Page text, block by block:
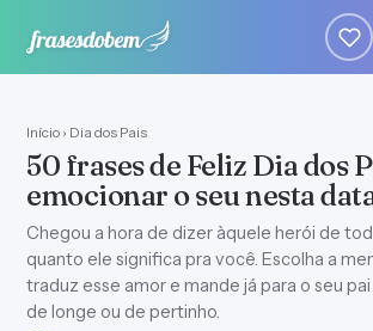
Início › Dia dos Pais
50 frases de Feliz Dia dos
emocionar o seu nesta
Chegou a hora de dizer àquele herói de
quanto ele significa pra você. Escolha a
traduz esse amor e mande já para o seu
de longe ou de pertinho.